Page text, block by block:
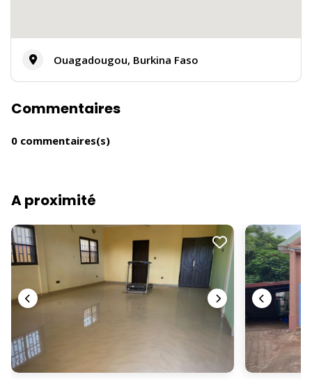
Ouagadougou, Burkina Faso
Commentaires
0 commentaires(s)
A proximité